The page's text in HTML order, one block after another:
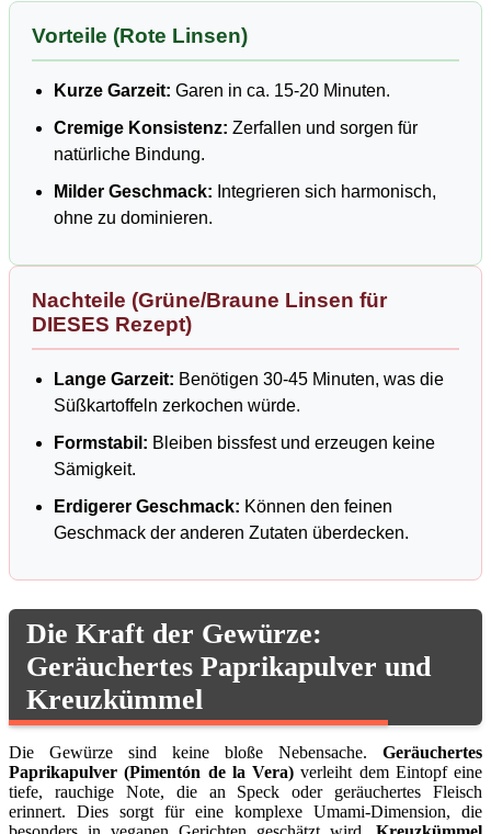
Vorteile (Rote Linsen)
Kurze Garzeit: Garen in ca. 15-20 Minuten.
Cremige Konsistenz: Zerfallen und sorgen für
natürliche Bindung.
Milder Geschmack: Integrieren sich harmonisch,
ohne zu dominieren.
Nachteile (Grüne/Braune Linsen für
DIESES Rezept)
Lange Garzeit: Benötigen 30-45 Minuten, was die
Süßkartoffeln zerkochen würde.
Formstabil: Bleiben bissfest und erzeugen keine
Sämigkeit.
Erdigerer Geschmack: Können den feinen
Geschmack der anderen Zutaten überdecken.
Die Kraft der Gewürze:
Geräuchertes Paprikapulver und
Kreuzkümmel
Die Gewürze sind keine bloße Nebensache. Geräuchertes
Paprikapulver (Pimentón de la Vera) verleiht dem Eintopf eine
tiefe, rauchige Note, die an Speck oder geräuchertes Fleisch
erinnert. Dies sorgt für eine komplexe Umami-Dimension, die